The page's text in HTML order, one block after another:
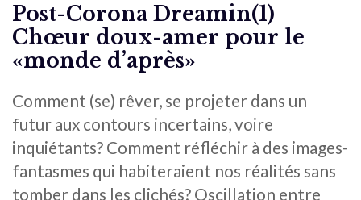
Post-Corona Dreamin(1)
Chœur doux-amer pour le
«monde d’après»
Comment (se) rêver, se projeter dans un
futur aux contours incertains, voire
inquiétants? Comment réfléchir à des images-
fantasmes qui habiteraient nos réalités sans
tomber dans les clichés? Oscillation entre